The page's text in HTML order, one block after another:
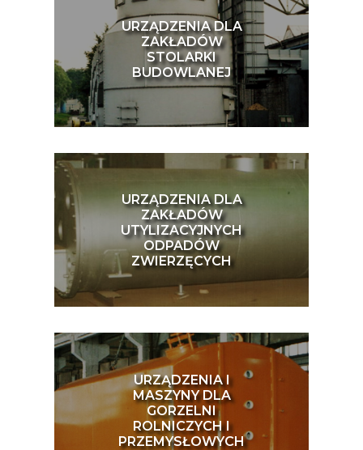
URZĄDZENIA DLA
ZAKŁADÓW
STOLARKI
BUDOWLANEJ
URZĄDZENIA DLA
ZAKŁADÓW
UTYLIZACYJNYCH
ODPADÓW
ZWIERZĘCYCH
URZĄDZENIA I
MASZYNY DLA
GORZELNI
ROLNICZYCH I
PRZEMYSŁOWYCH